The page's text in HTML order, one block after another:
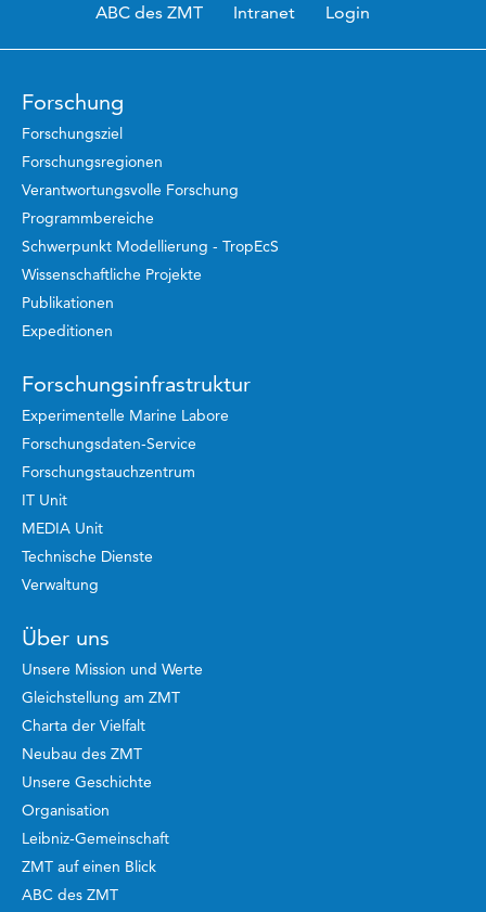
ABC des ZMT
Intranet Login
Forschung
Forschungsziel
Forschungsregionen
Verantwortungsvolle Forschung
Programmbereiche
Schwerpunkt Modellierung - TropEcS
Wissenschaftliche Projekte
Publikationen
Expeditionen
Forschungsinfrastruktur
Experimentelle Marine Labore
Forschungsdaten-Service
Forschungstauchzentrum
IT Unit
MEDIA Unit
Technische Dienste
Verwaltung
Über uns
Unsere Mission und Werte
Gleichstellung am ZMT
Charta der Vielfalt
Neubau des ZMT
Unsere Geschichte
Organisation
Leibniz-Gemeinschaft
ZMT auf einen Blick
ABC des ZMT